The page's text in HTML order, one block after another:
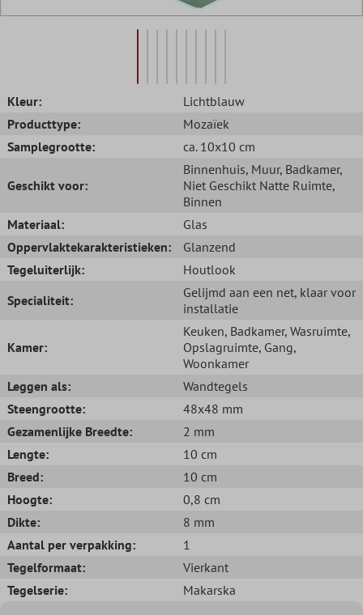
Kleur:
Lichtblauw
Producttype:
Mozaïek
Samplegrootte:
ca. 10x10 cm
Geschikt voor:
Binnenhuis, Muur, Badkamer,
Niet Geschikt Natte Ruimte,
Binnen
Materiaal:
Glas
Oppervlaktekarakteristieken:
Glanzend
Tegeluiterlijk:
Houtlook
Specialiteit:
Gelijmd aan een net, klaar voor
installatie
Kamer:
Keuken, Badkamer, Wasruimte,
Opslagruimte, Gang,
Woonkamer
Leggen als:
Wandtegels
Steengrootte:
48x48 mm
Gezamenlijke Breedte:
2 mm
Lengte:
10 cm
Breed:
10 cm
Hoogte:
0,8 cm
Dikte:
8 mm
Aantal per verpakking:
1
Tegelformaat:
Vierkant
Tegelserie:
Makarska